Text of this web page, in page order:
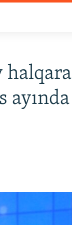
halqara
ayında